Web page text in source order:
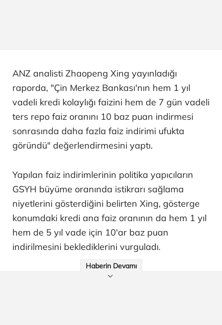
ANZ analisti Zhaopeng Xing yayınladığı
raporda, "Çin Merkez Bankası'nın hem 1 yıl
vadeli kredi kolaylığı faizini hem de 7 gün vadeli
ters repo faiz oranını 10 baz puan indirmesi
sonrasında daha fazla faiz indirimi ufukta
göründü" değerlendirmesini yaptı.
Yapılan faiz indirimlerinin politika yapıcıların
GSYH büyüme oranında istikrarı sağlama
niyetlerini gösterdiğini belirten Xing, gösterge
konumdaki kredi ana faiz oranının da hem 1 yıl
hem de 5 yıl vade için 10'ar baz puan
indirilmesini beklediklerini vurguladı.
Haberin Devamı